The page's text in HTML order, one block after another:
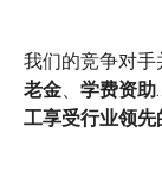
我们的竞争对
老金、 学费资助
工享受行业领先